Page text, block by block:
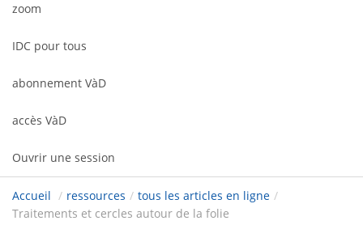
zoom
IDC pour tous
abonnement VàD
accès VàD
Ouvrir une session
Accueil / ressources / tous les articles en ligne /
Traitements et cercles autour de la folie